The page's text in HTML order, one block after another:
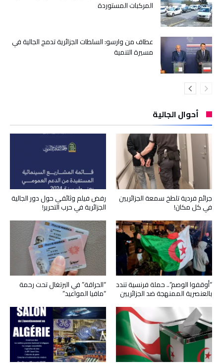
المركبات المستوردة
عطاف من وارسو: السلطات الجزائرية تدمج الجالية في
مسيرة التنمية
أحوال الجالية
رفض فيلم وثائقي حول دور الجالية
الجزائرية في حرب التحرير!
جرائم فردية تلطخ سمعة الجزائريين
في كل مكان!
“الحراقة” في البرتغال تحت رحمة
“مافيا المواعيد”
“أوقفوا الوصم”.. حملة فرنسية تندد
بالعنصرية الممنهجة ضد الجزائريين